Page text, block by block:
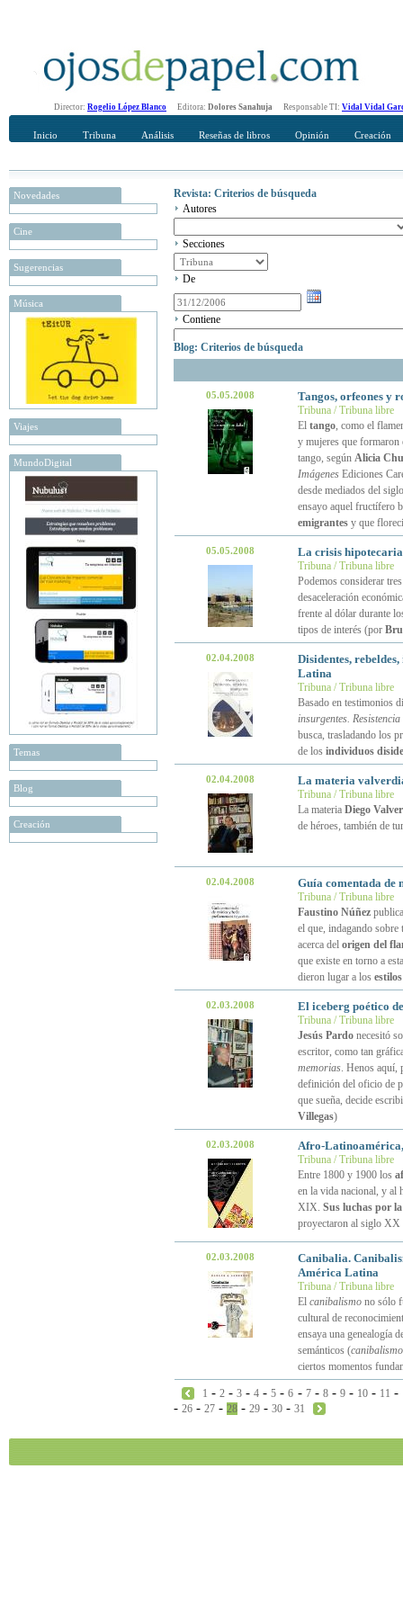
Director: Rogelio López Blanco Editora: Dolores Sanahuja Responsable TI: Vidal Vidal
Inicio Tribuna Análisis Reseñas de libros Opinión Creación
Novedades
Cine
Sugerencias
Música
Viajes
MundoDigital
Temas
Blog
Creación
Revista: Criterios de búsqueda
Autores
Secciones
De
Contiene
Blog: Criterios de búsqueda
05.05.2008 Tangos, orfeones y
Tribuna / Tribuna libre
El tango, como el
y mujeres que
tango, según Alicia
ImágenesEdiciones
desde mediados del
ensayo aquel fructífero
emigrantesy que
05.05.2008 La crisis
Tribuna / Tribuna libre
Podemos considerar
desaceleración
frente al dólar durante
tipos de interés (por
02.04.2008
Disidentes,
Latina
Tribuna / Tribuna libre
Basado en testimonios
insurgentes.
busca, trasladando los
de los individuos
02.04.2008 La materia
Tribuna / Tribuna libre
La materia Diego
de héroes, también de
02.04.2008 Guía comentada de
Tribuna / Tribuna libre
Faustino Núñezpublica
el que, indagando
acerca del origen del
que existe en torno a
dieron lugar a los
02.03.2008 El iceberg poético
Tribuna / Tribuna libre
Jesús Pardonecesitó
escritor, como tan
memorias. Henos aquí,
definición del oficio de
que sueña, decide
Villegas)
02.03.2008 Afro-
Tribuna / Tribuna libre
Entre 1800 y 1900 los
en la vida nacional, y al
XIX. Sus luchas por
proyectaron al siglo
02.03.2008
Canibalia.
América Latina
Tribuna / Tribuna libre
El canibalismono sólo
cultural de
ensaya una genealogía
semánticos (
ciertos momentos
1 -2 -3 -4 -5 -6 - 7- 8- 9- 10- 11 -
- 26 - 27 - 28 - 29 - 30 - 31